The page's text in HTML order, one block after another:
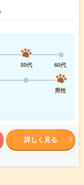
50代
60代
男性
詳しく見る